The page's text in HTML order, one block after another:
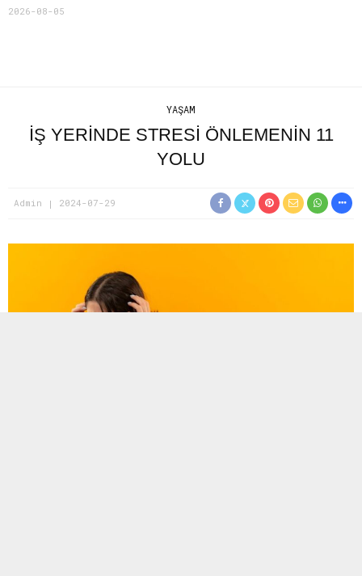
2026-08-05
YAŞAM
İŞ YERINDE STRESI ÖNLEMENIN 11
YOLU
Admin 2024-07-29